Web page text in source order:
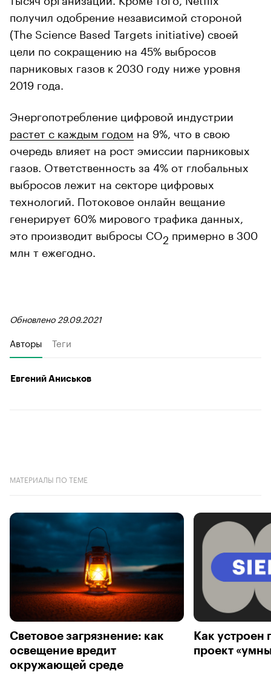
получил одобрение независимой стороной
(The Science Based Targets initiative) своей
цели по сокращению на 45% выбросов
парниковых газов к 2030 году ниже уровня
2019 года.
Энергопотребление цифровой индустрии
растет с каждым годом на 9%, что в свою
очередь влияет на рост эмиссии парниковых
газов. Ответственность за 4% от глобальных
выбросов лежит на секторе цифровых
технологий. Потоковое онлайн вещание
генерирует 60% мирового трафика данных,
это производит выбросы CO2 примерно в 300
млн т ежегодно.
Обновлено 29.09.2021
Авторы Теги
Евгений Аниськов
МАТЕРИАЛЫ ПО ТЕМЕ
Световое загрязнение: как
освещение вредит
окружающей среде
Как устроен
проект